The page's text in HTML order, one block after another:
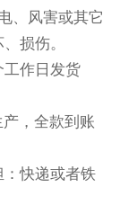
、风害或其它
损伤。
作日发货
，全款到账
快递或者铁